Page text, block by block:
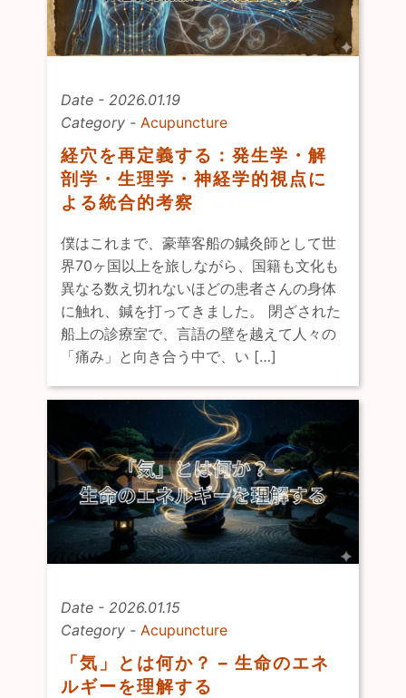
Date - 2026.01.19
Category - Acupuncture
経穴を再定義する：発生学・解
剖学・生理学・神経学的視点に
よる統合的考察
僕はこれまで、豪華客船の鍼灸師として世
界70ヶ国以上を旅しながら、国籍も文化も
異なる数え切れないほどの患者さんの身体
に触れ、鍼を打ってきました。 閉ざされた
船上の診療室で、言語の壁を越えて人々の
「痛み」と向き合う中で、い […]
Date - 2026.01.15
Category - Acupuncture
「気」とは何か？ – 生命のエネ
ルギーを理解する